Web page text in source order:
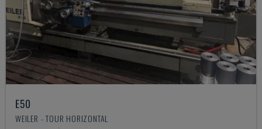
E50
WEILER - TOUR HORIZONTAL